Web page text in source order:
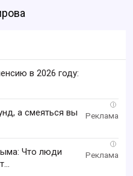
в 2026 году:
i
а смеяться вы
i
Что люди